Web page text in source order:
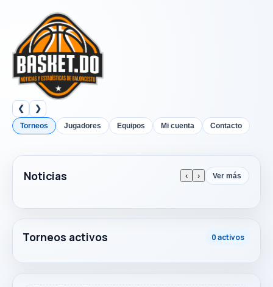
❮ ❯
Torneos Jugadores Equipos Mi cuenta Contacto
Noticias ‹ › Ver más
Torneos activos 0 activos